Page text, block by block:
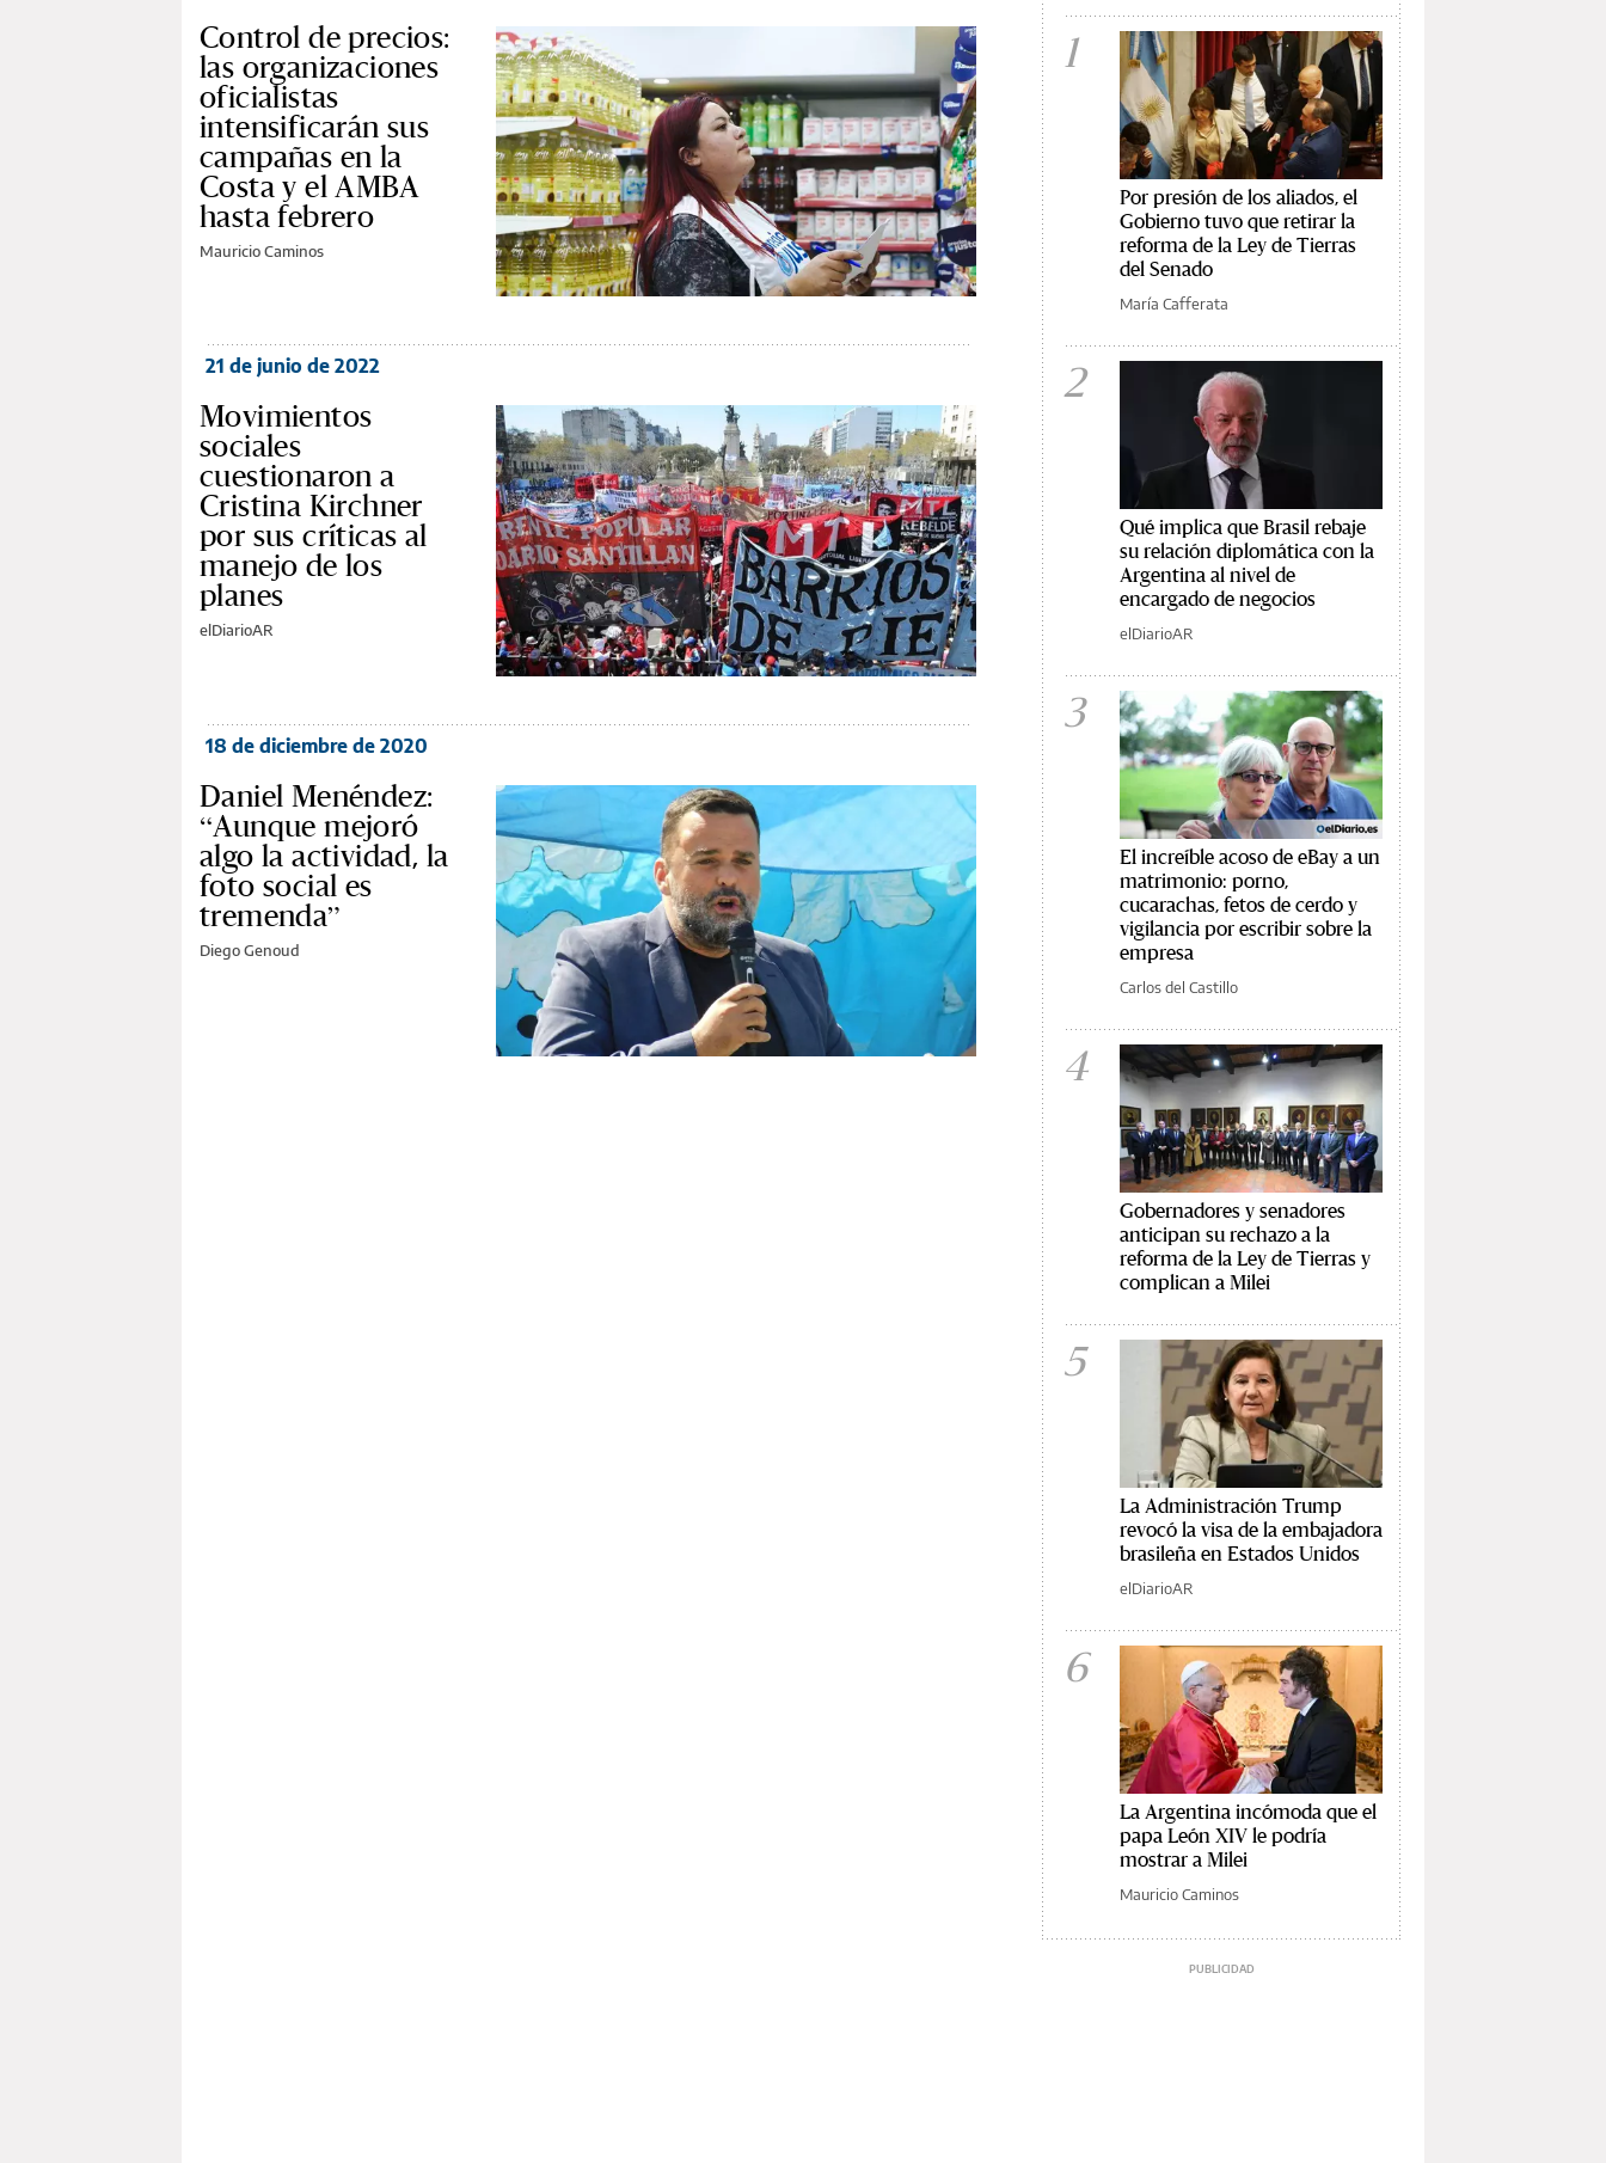
Control de precios:
las organizaciones
oficialistas
intensificarán sus
campañas en la
Costa y el AMBA
hasta febrero
Mauricio Caminos
21 de junio de 2022
Movimientos
sociales
cuestionaron a
Cristina Kirchner
por sus críticas al
manejo de los
planes
elDiarioAR
18 de diciembre de 2020
Daniel Menéndez:
“Aunque mejoró
algo la actividad, la
foto social es
tremenda”
Diego Genoud
1
Por presión de los aliados, el
Gobierno tuvo que retirar la
reforma de la Ley de Tierras
del Senado
María Cafferata
2
Qué implica que Brasil rebaje
su relación diplomática con la
Argentina al nivel de
encargado de negocios
elDiarioAR
3
El increíble acoso de eBay a un
matrimonio: porno,
cucarachas, fetos de cerdo y
vigilancia por escribir sobre la
empresa
Carlos del Castillo
4
Gobernadores y senadores
anticipan su rechazo a la
reforma de la Ley de Tierras y
complican a Milei
5
La Administración Trump
revocó la visa de la embajadora
brasileña en Estados Unidos
elDiarioAR
6
La Argentina incómoda que el
papa León XIV le podría
mostrar a Milei
Mauricio Caminos